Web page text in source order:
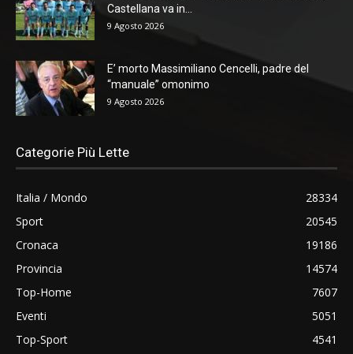
Castellana va in...
9 Agosto 2026
E’ morto Massimiliano Cencelli, padre del
“manuale” omonimo
9 Agosto 2026
Categorie Più Lette
Italia / Mondo
28334
Sport
20545
Cronaca
19186
Provincia
14574
Top-Home
7607
Eventi
5051
Top-Sport
4541